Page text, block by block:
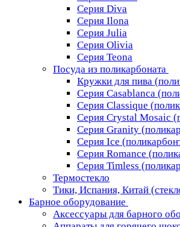
Серия Diva
Серия Ilona
Серия Julia
Серия Olivia
Серия Teona
Посуда из поликарбоната
Кружки для пива
Серия Casablanсa
Серия Classique
Серия Crystal Mosaic
Серия Granity
Серия Ice
Серия Romance
Серия Timless
Термостекло
Тики, Испания, Китай
Барное оборудование
Аксессуары для барного